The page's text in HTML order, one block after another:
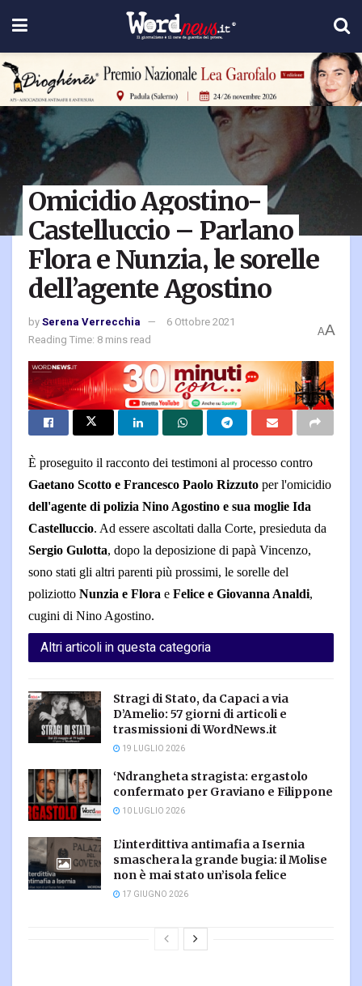
Omicidio Agostino-
Castelluccio – Parlano
Flora e Nunzia, le sorelle
dell’agente Agostino
bySerena Verrecchia
6 Ottobre 2021
Reading Time: 8 mins read
AA
È proseguito il racconto dei testimoni al processo contro
Gaetano Scotto e Francesco Paolo Rizzuto per l'omicidio
dell'agente di polizia Nino Agostino e sua moglie Ida
Castelluccio. Ad essere ascoltati dalla Corte, presieduta da
Sergio Gulotta, dopo la deposizione di papà Vincenzo,
sono stati gli altri parenti più prossimi, le sorelle del
poliziotto Nunzia e Flora e Felice e Giovanna Analdi,
cugini di Nino Agostino.
Altri articoli in questa categoria
Stragi di Stato, da Capaci a via
D’Amelio: 57 giorni di articoli e
trasmissioni di WordNews.it
19 LUGLIO 2026
‘Ndrangheta stragista: ergastolo
confermato per Graviano e Filippone
10 LUGLIO 2026
L’interdittiva antimafia a Isernia
smaschera la grande bugia: il Molise
non è mai stato un’isola felice
17 GIUGNO 2026